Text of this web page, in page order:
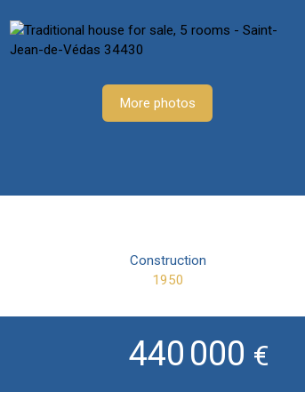
More photos
Construction
1950
440 000 €